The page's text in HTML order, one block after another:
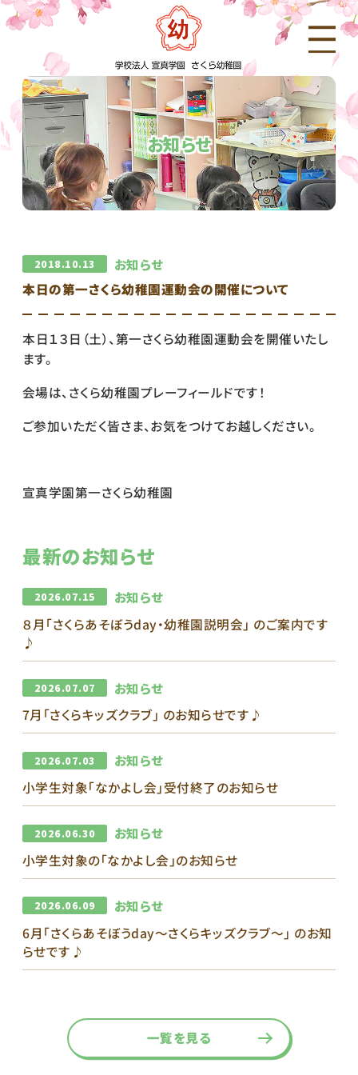
お知らせ
2018.10.13 お知らせ
本日の第一さくら幼稚園運動会の開催について
本日１３日（土）、第一さくら幼稚園運動会を開催いたし
ます。
会場は、さくら幼稚園プレーフィールドです！
ご参加いただく皆さま、お気をつけてお越しください。
宣真学園第一さくら幼稚園
最新のお知らせ
2026.07.15 お知らせ
８月｢さくらあそぼうday・幼稚園説明会｣ のご案内です
♪
2026.07.07 お知らせ
7月｢さくらキッズクラブ｣ のお知らせです♪
2026.07.03 お知らせ
小学生対象「なかよし会」受付終了のお知らせ
2026.06.30 お知らせ
小学生対象の「なかよし会」のお知らせ
2026.06.09 お知らせ
6月｢さくらあそぼうday～さくらキッズクラブ～｣ のお知
らせです♪
一覧を見る